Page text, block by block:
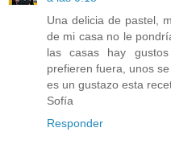
Una delicia de pastel,
de mi casa no le
las casas hay
prefieren fuera, unos
es un gustazo esta
Sofía
Responder